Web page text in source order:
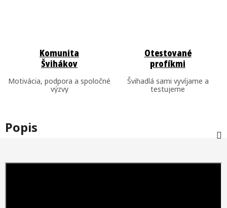
Komunita
Švihákov
Motivácia, podpora a spoločné
výzvy
Otestované
profíkmi
Švihadlá sami vyvíjame a
testujeme
Popis